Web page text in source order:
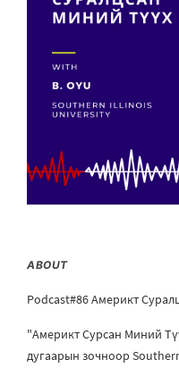
ABOUT
Podcast#86 Америкт
"Америкт Сурсан Миний
дугаарын зочноор